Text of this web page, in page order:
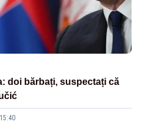
doi bărbați, suspectați că